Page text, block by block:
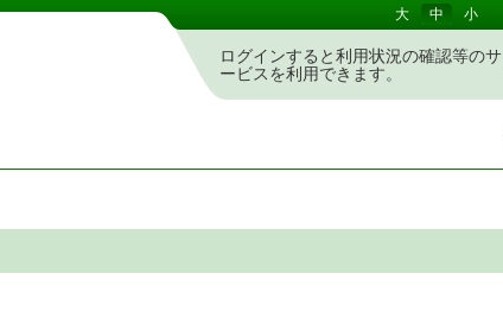
大 中 小
ログインすると利用状況の確認等のサ
ービスを利用できます。